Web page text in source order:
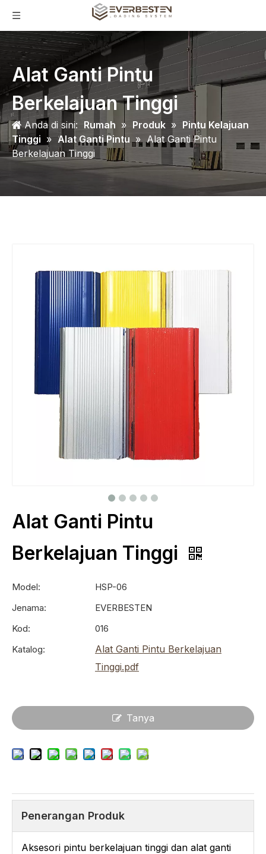
Alat Ganti Pintu
Berkelajuan Tinggi
Anda di sini: Rumah » Produk » Pintu Kelajuan
Tinggi » Alat Ganti Pintu » Alat Ganti Pintu
Berkelajuan Tinggi
Alat Ganti Pintu
Berkelajuan Tinggi
Model:
HSP-06
Jenama:
EVERBESTEN
Kod:
016
Katalog:
Alat Ganti Pintu Berkelajuan
Tinggi.pdf
Tanya
Penerangan Produk
Aksesori pintu berkelajuan tinggi dan alat ganti